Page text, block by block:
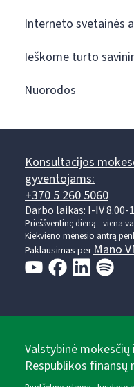
Interneto svetainės
Ieškome turto
Nuorodos
Konsultacijos
gyventojams:
+370 5 260 5060
Darbo laikas: I-IV 8.00-
Prieššventinę dieną - viena
Kiekvieno mėnesio antrą
Paklausimas perMano
Valstybinė
Respublikos finansų